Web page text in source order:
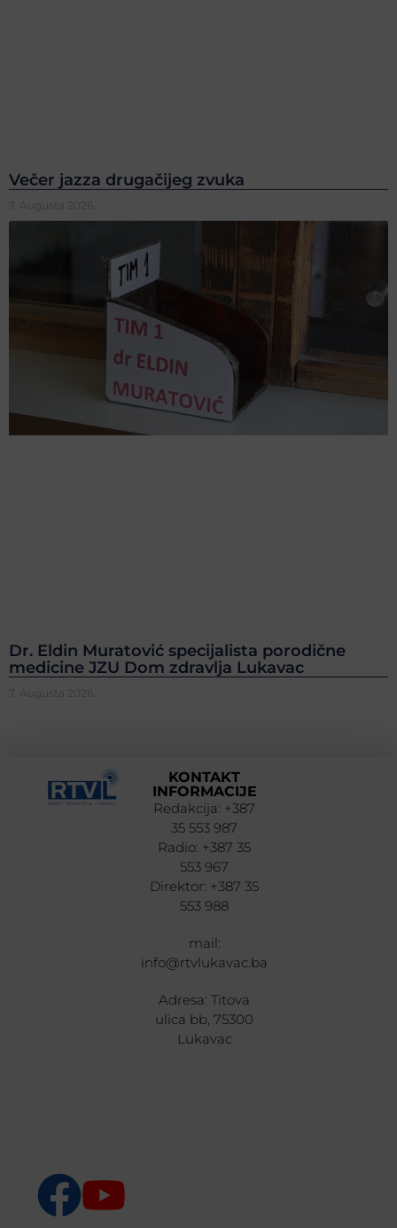
Večer jazza drugačijeg zvuka
7. Augusta 2026.
Dr. Eldin Muratović specijalista porodične
medicine JZU Dom zdravlja Lukavac
7. Augusta 2026.
KONTAKT
INFORMACIJE
Redakcija: +387
35 553 987
Radio: +387 35
553 967
Direktor: +387 35
553 988
mail:
info@rtvlukavac.ba
Adresa: Titova
ulica bb, 75300
Lukavac